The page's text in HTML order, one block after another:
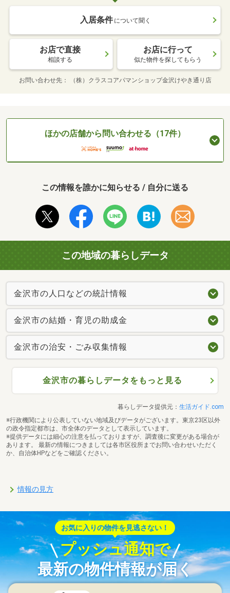
入居条件 について聞く
お店で直接
相談する
お店に行って
似た物件を探してもらう
お問い合わせ先 （株）クラスコアパマンショップ金沢けやき通り店
ほかの店舗から問い合わせる（17件）
この情報を誰かに知らせる / 自分に送る
この地域の暮らしデータ
金沢市の人口などの統計情報
金沢市の結婚・育児の助成金
金沢市の治安・ごみ収集情報
金沢市の暮らしデータをもっと見る
暮らしデータ提供元： 生活ガイド.com
※行政機関により公表していない地域及びデータがございます。東京23区以外
の政令指定都市は、市全体のデータとして表示しています。
※提供データには細心の注意を払っておりますが、調査後に変更がある場合が
あります。 最新の情報につきましては各市区役所までお問い合わせいただく
か、自治体HPなどをご確認ください。
情報の見方
お気に入りの物件を見逃さない！
プッシュ通知で
最新の物件情報が届く